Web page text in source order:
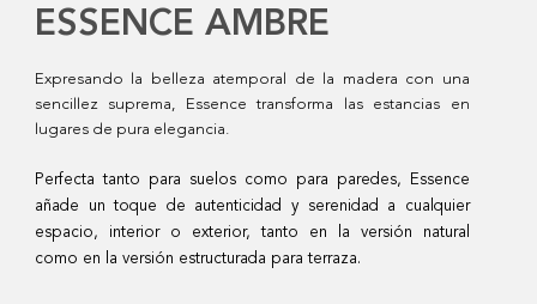
ESSENCE AMBRE
Expresando la belleza atemporal de la madera con una
sencillez suprema, Essence transforma las estancias en
lugares de pura elegancia.
Perfecta tanto para suelos como para paredes, Essence
añade un toque de autenticidad y serenidad a cualquier
espacio, interior o exterior, tanto en la versión natural
como en la versión estructurada para terraza.